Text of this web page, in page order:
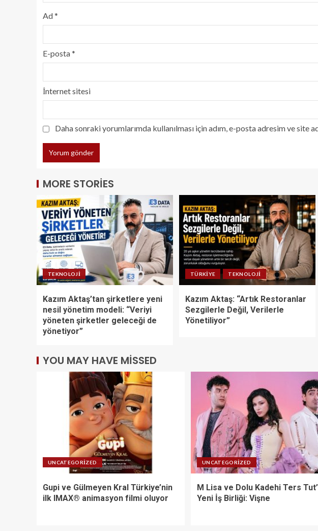
Ad*
E-posta*
İnternet sitesi
Daha sonraki yorumlarımda kullanılması için adım, e-posta adresim ve site
MORE STORIES
TEKNOLOJI
Kazım Aktaş’tan şirketlere yeni
nesil yönetim modeli: “Veriyi
yöneten şirketler geleceği de
yönetiyor”
TÜRKIYE TEKNOLOJI
Kazım Aktaş: “Artık Restoranlar
Sezgilerle Değil, Verilerle
Yönetiliyor”
YOU MAY HAVE MISSED
UNCATEGORIZED
Gupi ve Gülmeyen Kral Türkiye’nin
ilk IMAX® animasyon filmi oluyor
UNCATEGORIZED
M Lisa ve Dolu Kadehi Ters
Yeni İş Birliği: Vişne